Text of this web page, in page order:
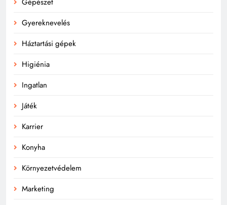
Gyereknevelés
Háztartási gépek
Higiénia
Ingatlan
Játék
Karrier
Konyha
Környezetvédelem
Marketing